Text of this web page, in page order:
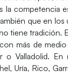
la
que en
tiene
más de
o Valladolid.
Uría, Rico,